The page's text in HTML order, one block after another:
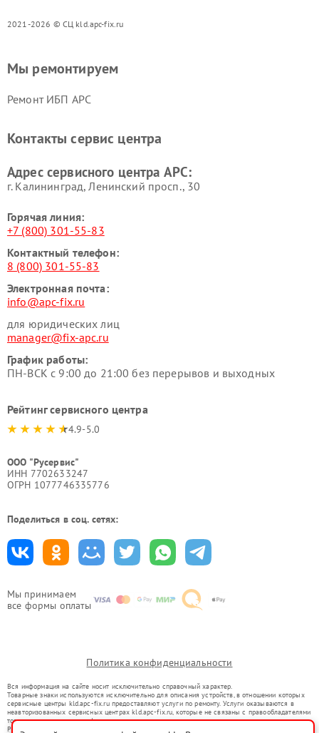
2021-2026 © СЦ kld.apc-fix.ru
Мы принимаем
все формы оплаты
Мы ремонтируем
Ремонт ИБП APC
Контакты сервис центра
Адрес сервисного центра APC:
г. Калининград, Ленинский просп., 30
Горячая линия:
+7 (800) 301-55-83
Контактный телефон:
8 (800) 301-55-83
Электронная почта:
info@apc-fix.ru
для юридических лиц
manager@fix-apc.ru
График работы:
ПН-ВСК с 9:00 до 21:00 без перерывов и выходных
Рейтинг сервисного центра
4.9-5.0
ООО "Русервис"
ИНН 7702633247
ОГРН 1077746335776
Поделиться в соц. сетях:
Политика конфиденциальности
Вся информация на сайте носит исключительно справочный характер.
Товарные знаки используются исключительно для описания устройств, в отношении которых
сервисные центры kld.apc-fix.ru предоставляют услуги по ремонту. Услуги оказываются в
неавторизованных сервисных центрах kld.apc-fix.ru, которые не связаны с правообладателями
товарных знаков или их официальными представителями.
Ремонт осуществляется для устройств, уже введенных в гражданский оборот в соответствии